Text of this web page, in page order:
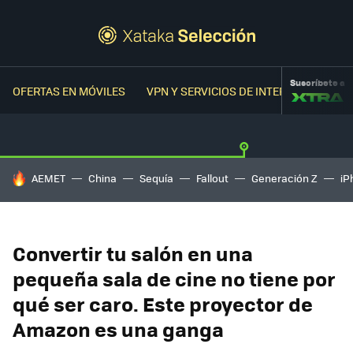
OFERTAS EN MÓVILES VPN Y SERVICIOS DE INTERNETSuscríbete a
HOY SE HABLA DE
AEMET China Sequía Fallout Generación Z
Convertir tu salón en una
pequeña sala de cine no tiene por
qué ser caro. Este proyector de
Amazon es una ganga